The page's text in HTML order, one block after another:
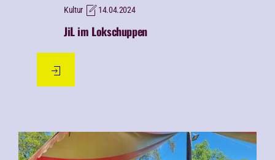
Kultur 14.04.2024
JiL im Lokschuppen